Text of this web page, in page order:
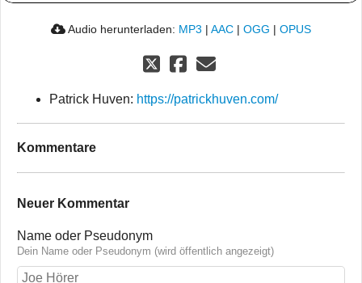
Audio herunterladen: MP3 | AAC | OGG | OPUS
Patrick Huven: https://patrickhuven.com/
Kommentare
Neuer Kommentar
Name oder Pseudonym
Dein Name oder Pseudonym (wird öffentlich angezeigt)